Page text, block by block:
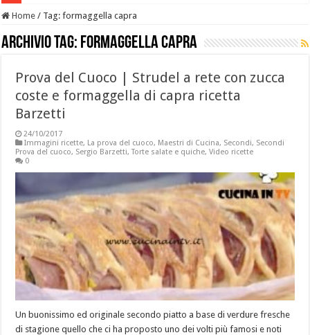
Home / Tag:formaggella capra
Archivio tag: formaggella capra
Prova del Cuoco | Strudel a rete con zucca
coste e formaggella di capra ricetta
Barzetti
24/10/2017
Immagini ricette, La prova del cuoco, Maestri di Cucina, Secondi, Secondi
Prova del cuoco, Sergio Barzetti,Torte salate e quiche,Video ricette
0
Un buonissimo ed originale secondo piatto a base di verdure fresche
di stagione quello che ci ha proposto uno dei volti più famosi e noti